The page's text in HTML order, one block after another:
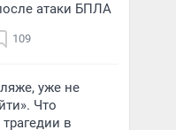
атаки БПЛА
109
уже не
Что
в